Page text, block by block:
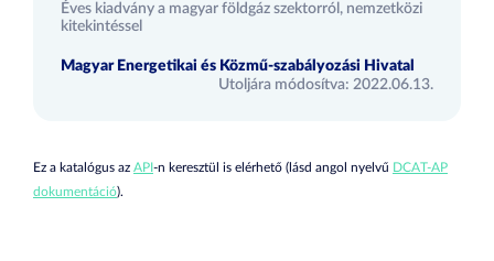
Éves kiadvány a magyar földgáz szektorról, nemzetközi
kitekintéssel
Magyar Energetikai és Közmű-szabályozási Hivatal
Utoljára módosítva: 2022.06.13.
Ez a katalógus az API-n keresztül is elérhető (lásd angol nyelvű DCAT-AP
dokumentáció).